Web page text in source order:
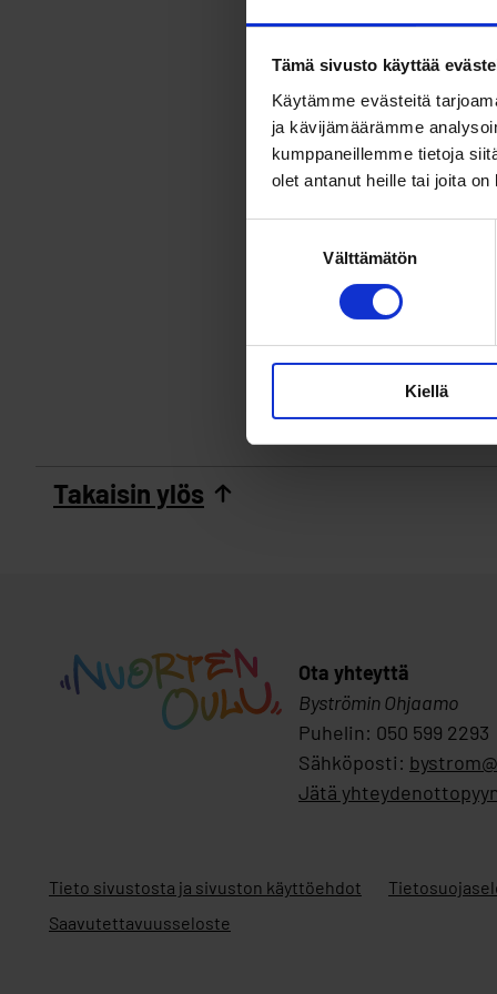
Tämä sivusto käyttää
Käytämme evästeitä
ja kävijämäärämme
kumppaneillemme tietoja
olet antanut heille tai joita
Välttämätön
Kiellä
Takaisin ylös
Ota yhteyttä
Byströmin Ohjaamo
Puhelin: 050 599 2293
Sähköposti:
Jätä
Tieto sivustosta ja sivuston käyttöehdot
Saavutettavuusseloste